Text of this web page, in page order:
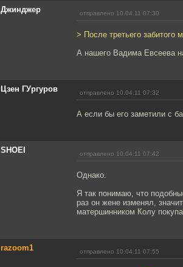
Джинджер отправлено 10.04.11 07:30
> После третьего забитого
А нашего Вадима Евсеева
Цзен ГУргуров отправлено 10.04.11 07:32
А если бы его заметили с
SHOEI отправлено 10.04.11 07:42
Однако.
Я так понимаю, что
раз он жене изменял,
матершинником Колу
razoom1 отправлено 10.04.11 07:55